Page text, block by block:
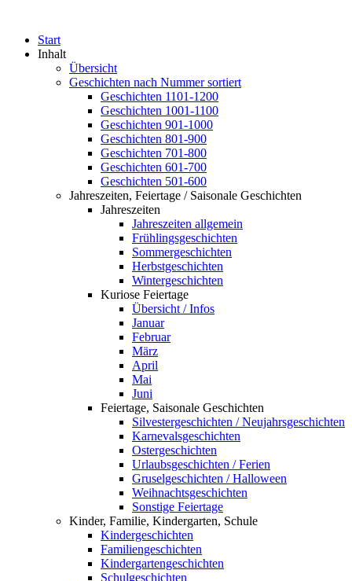
Start
Inhalt
Übersicht
Geschichten nach Nummer sortiert
Geschichten 1101-1200
Geschichten 1001-1100
Geschichten 901-1000
Geschichten 801-900
Geschichten 701-800
Geschichten 601-700
Geschichten 501-600
Jahreszeiten, Feiertage / Saisonale Geschichten
Jahreszeiten
Jahreszeiten allgemein
Frühlingsgeschichten
Sommergeschichten
Herbstgeschichten
Wintergeschichten
Kuriose Feiertage
Übersicht / Infos
Januar
Februar
März
April
Mai
Juni
Feiertage, Saisonale Geschichten
Silvestergeschichten / Neujahrsgeschichten
Karnevalsgeschichten
Ostergeschichten
Urlaubsgeschichten / Ferien
Gruselgeschichten / Halloween
Weihnachtsgeschichten
Sonstige Feiertage
Kinder, Familie, Kindergarten, Schule
Kindergeschichten
Familiengeschichten
Kindergartengeschichten
Schulgeschichten